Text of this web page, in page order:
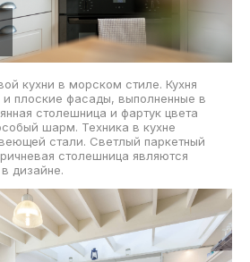
кухни в морском стиле. Кухня
плоские фасады, выполненные в
столешница и фартук цвета
шарм. Техника в кухне
стали. Светлый паркетный
столешница являются
дизайне.